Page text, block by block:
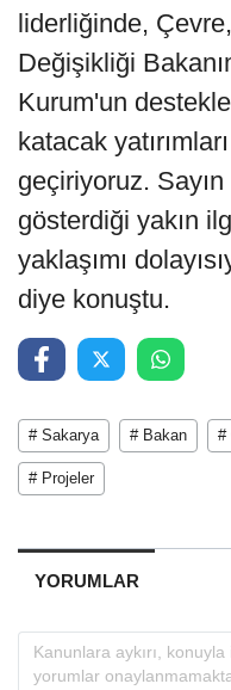
liderliğinde,
Değişikliği
Kurum'un
katacak
geçiriyoruz.
gösterdiği yakın
yaklaşımı
diye konuştu.
# Sakarya # Bakan #
# Projeler
YORUMLAR